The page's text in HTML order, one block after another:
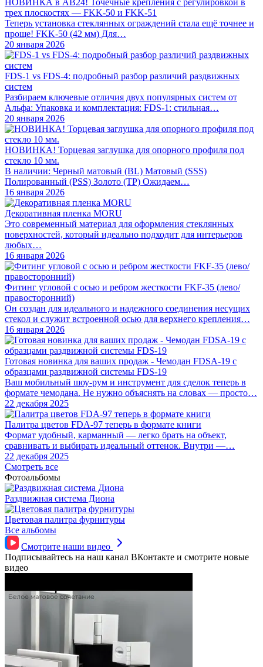
НОВИНКА в АВ24! Точечные крепления с регулировкой в
трех плоскостях — FKK-50 и FKK-51
Теперь установка стеклянных ограждений стала ещё точнее и
проще! FKK-50 (42 мм) Для…
20 января 2026
FDS-1 vs FDS-4: подробный разбор различий раздвижных
систем
Разбираем ключевые отличия двух популярных систем от
Альфа: Упаковка и комплектация: FDS-1: стильная…
20 января 2026
НОВИНКА! Торцевая заглушка для опорного профиля под
стекло 10 мм.
В наличии: Черный матовый (BL) Матовый (SSS)
Полированный (PSS) Золото (TP) Ожидаем…
16 января 2026
Декоративная пленка MORU
Это современный материал для оформления стеклянных
поверхностей, который идеально подходит для интерьеров
любых…
16 января 2026
Фитинг угловой с осью и ребром жесткости FKF-35 (лево/
правосторонний)
Он создан для идеального и надежного соединения несущих
стекол и служит встроенной осью для верхнего крепления…
16 января 2026
Готовая новинка для ваших продаж - Чемодан FDSA-19 с
образцами раздвижной системы FDS‑19
Ваш мобильный шоу-рум и инструмент для сделок теперь в
формате чемодана. Не нужно объяснять на словах — просто…
22 декабря 2025
Палитра цветов FDA-97 теперь в формате книги
Формат удобный, карманный — легко брать на объект,
сравнивать и выбирать идеальный оттенок. Внутри —…
22 декабря 2025
Смотреть все
Фотоальбомы
Раздвижная система Диона
Цветовая палитра фурнитуры
Все альбомы
Смотрите наши видео
Подписывайтесь на наш канал ВКонтакте и смотрите новые
видео